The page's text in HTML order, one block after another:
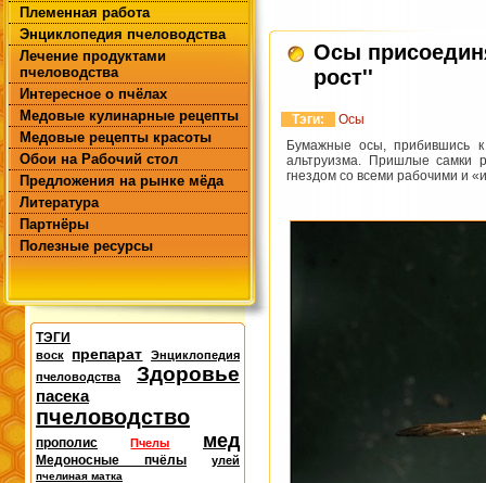
Племенная работа
Энциклопедия пчеловодства
Лечение продуктами
пчеловодства
Интересное о пчёлах
Медовые кулинарные рецепты
Медовые рецепты красоты
Обои на Рабочий стол
Предложения на рынке мёда
Литература
Партнёры
Полезные ресурсы
ТЭГИ
воск препарат
Энциклопедия
пчеловодства
Здоровье
пасека
пчеловодство
прополис Пчелы мед
Медоносные пчёлы улей
пчелиная матка
Осы
рост''
Тэги:
Осы
Бумажные осы, прибившись
альтруизма. Пришлые самки
гнездом со всеми рабочими и